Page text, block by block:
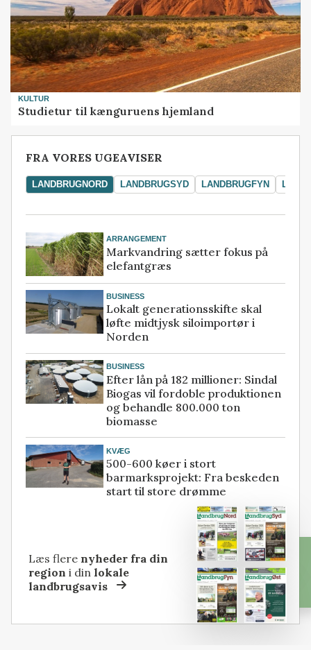
KULTUR
Studietur til kænguruens hjemland
FRA VORES UGEAVISER
LANDBRUGNORD LANDBRUGSYD LANDBRUGFYN
ARRANGEMENT
Markvandring sætter fokus på
elefantgræs
BUSINESS
Lokalt generationsskifte skal
løfte midtjysk siloimportør i
Norden
BUSINESS
Efter lån på 182 millioner: Sindal
Biogas vil fordoble produktionen
og behandle 800.000 ton
biomasse
KVÆG
500-600 køer i stort
barmarksprojekt: Fra beskeden
start til store drømme
Læs flere nyheder fra din
region i dinlokale
landbrugsavis